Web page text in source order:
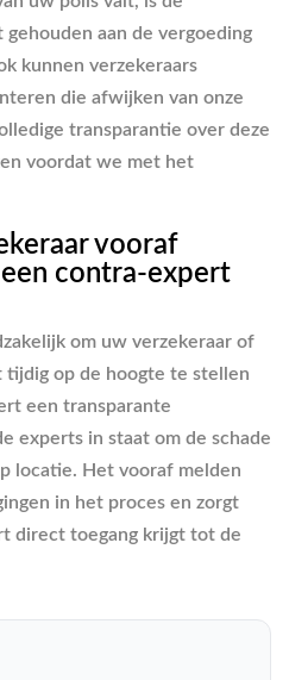
aan de vergoeding
kunnen verzekeraars
die afwijken van onze
transparantie over deze
voordat we met het
vooraf
contra-expert
om uw verzekeraar of
tijdig op de hoogte te stellen
een transparante
experts in staat om de schade
locatie. Het vooraf melden
in het proces en zorgt
direct toegang krijgt tot de